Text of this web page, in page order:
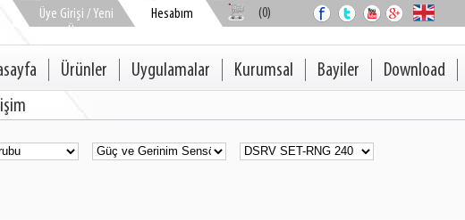
Üye Girişi / Yeni
Üye
Hesabım (0)
Ürünler Uygulamalar Kurumsal Bayiler Download